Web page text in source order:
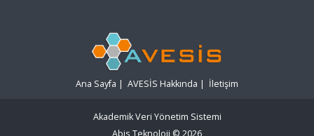
Ana Sayfa | AVESİS Hakkında | İletişim
Akademik Veri Yönetim Sistemi
Abis Teknoloji © 2026